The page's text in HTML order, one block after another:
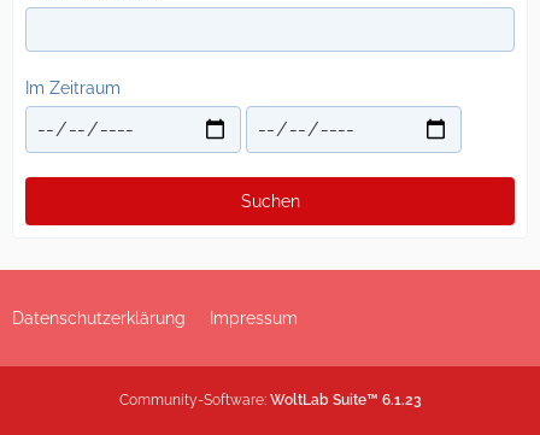
Im Zeitraum
Suchen
Datenschutzerklärung Impressum
Community-Software: WoltLab Suite™ 6.1.23